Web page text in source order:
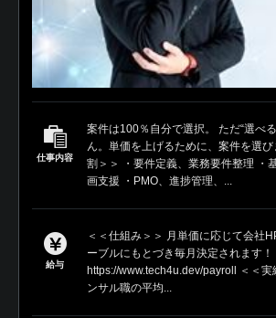
仕事内容
案件は100％自分で選択。 ただ“選べ
ん。単価を上げるために、案件を選
割＞＞ ・要件定義、業務要件整理 ・
画支援 ・PMO、進捗管理、...
給与
＜＜仕組み＞＞ 月単価に応じて会社
ーブルにもとづき毎月決定されます！
https://www.tech4u.dev/payroll ＜＜実
ンサル職の平均...